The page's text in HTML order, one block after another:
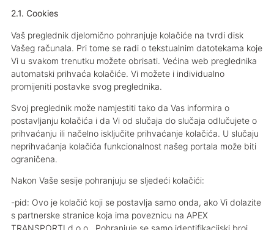
2.1. Cookies
Vaš preglednik djelomično pohranjuje kolačiće na tvrdi disk
Vašeg računala. Pri tome se radi o tekstualnim datotekama koje
Vi u svakom trenutku možete obrisati. Većina web preglednika
automatski prihvaća kolačiće. Vi možete i individualno
promijeniti postavke svog preglednika.
Svoj preglednik može namjestiti tako da Vas informira o
postavljanju kolačića i da Vi od slučaja do slučaja odlučujete o
prihvaćanju ili načelno isključite prihvaćanje kolačića. U slučaju
neprihvaćanja kolačića funkcionalnost našeg portala može biti
ograničena.
Nakon Vaše sesije pohranjuju se sljedeći kolačići:
-pid: Ovo je kolačić koji se postavlja samo onda, ako Vi dolazite
s partnerske stranice koja ima poveznicu na APEX
TRANSPORTI d.o.o.. Pohranjuje se samo identifikacijski broj